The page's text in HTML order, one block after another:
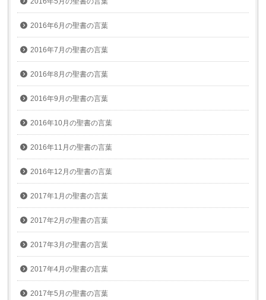
2016年6月の聖書の言葉
2016年7月の聖書の言葉
2016年8月の聖書の言葉
2016年9月の聖書の言葉
2016年10月の聖書の言葉
2016年11月の聖書の言葉
2016年12月の聖書の言葉
2017年1月の聖書の言葉
2017年2月の聖書の言葉
2017年3月の聖書の言葉
2017年4月の聖書の言葉
2017年5月の聖書の言葉